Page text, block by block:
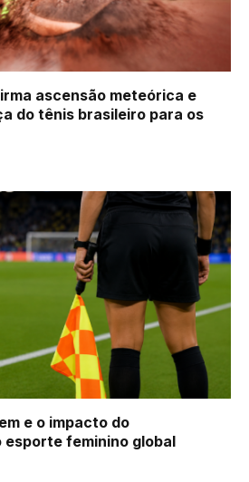
ascensão meteórica e
do tênis brasileiro para os
e o impacto do
esporte feminino global